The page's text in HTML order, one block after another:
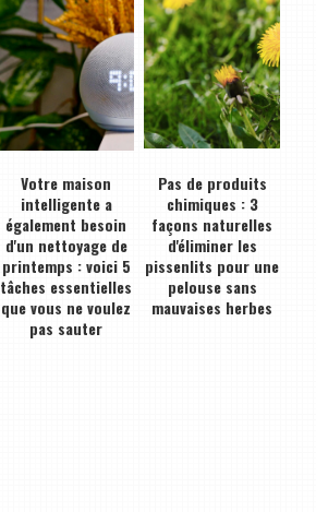
Votre maison
intelligente a
également besoin
d'un nettoyage de
printemps : voici 5
tâches essentielles
que vous ne voulez
pas sauter
Pas de produits
chimiques : 3
façons naturelles
d'éliminer les
pissenlits pour une
pelouse sans
mauvaises herbes